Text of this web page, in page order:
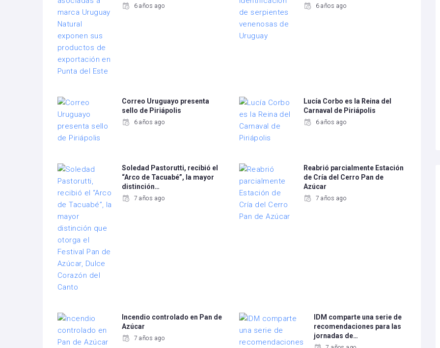
6 años ago 6 años ago
Correo Uruguayo presenta
sello de Piriápolis
6 años ago
Lucía Corbo es la Reina del
Carnaval de Piriápolis
6 años ago
Soledad Pastorutti, recibió el
“Arco de Tacuabé”, la mayor
distinción…
7 años ago
Reabrió parcialmente Estación
de Cría del Cerro Pan de
Azúcar
7 años ago
Incendio controlado en Pan de
Azúcar
7 años ago
IDM comparte una serie de
recomendaciones para las
jornadas de…